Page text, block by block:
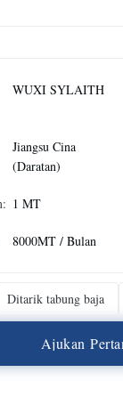
WUXI SYLAITH
Jiangsu Cina
(Daratan)
1 MT
8000MT / Bulan
Ditarik tabung baja
Ajukan Perta